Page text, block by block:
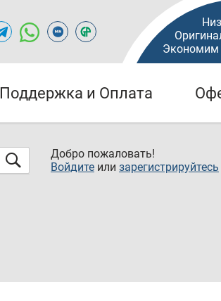
Экономим
Поддержка и Оплата
Добро пожаловать!
Войдите или зарегистрируйтесь